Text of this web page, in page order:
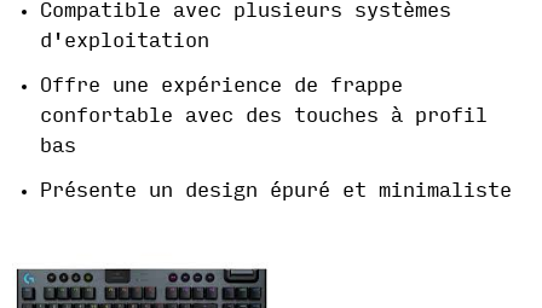
Compatible avec plusieurs systèmes
d'exploitation
Offre une expérience de frappe
confortable avec des touches à profil
bas
Présente un design épuré et minimaliste